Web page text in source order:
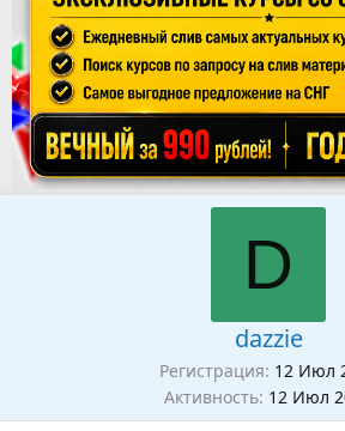
D
dazzie
Регистрация 12 Июл
Активность 12 Июл